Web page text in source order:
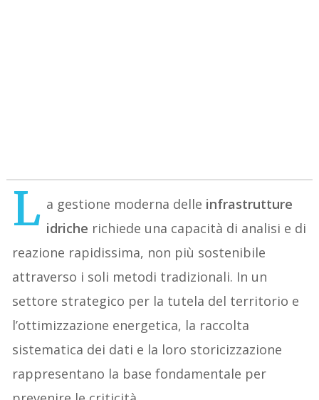
L a gestione moderna delle infrastrutture
idriche richiede una capacità di analisi e di
reazione rapidissima, non più sostenibile
attraverso i soli metodi tradizionali. In un
settore strategico per la tutela del territorio e
l’ottimizzazione energetica, la raccolta
sistematica dei dati e la loro storicizzazione
rappresentano la base fondamentale per